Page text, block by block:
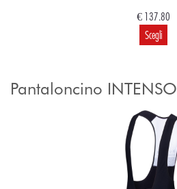
€ 137.80
Scegli
Pantaloncino INTENSO